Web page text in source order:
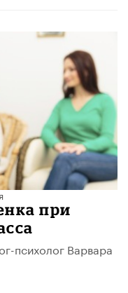
при
психолог Варвара